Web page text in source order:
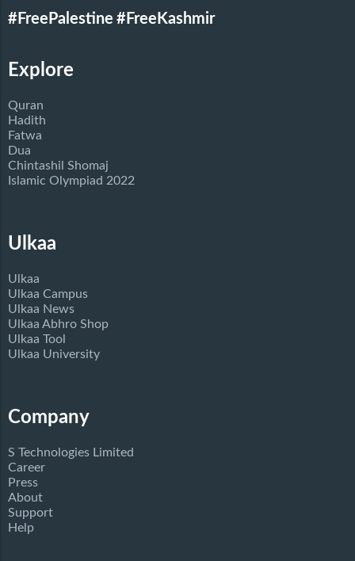
#FreePalestine #FreeKashmir
Explore
Quran
Hadith
Fatwa
Dua
Chintashil Shomaj
Islamic Olympiad 2022
Ulkaa
Ulkaa
Ulkaa Campus
Ulkaa News
Ulkaa Abhro Shop
Ulkaa Tool
Ulkaa University
Company
S Technologies Limited
Career
Press
About
Support
Help